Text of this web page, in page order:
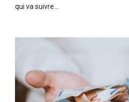
qui va suivre…